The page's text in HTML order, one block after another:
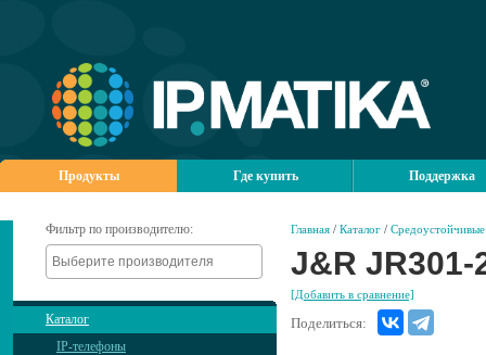
Продукты Где купить Поддержка
Фильтр по производителю:
Каталог
IP-телефоны
Главная / Каталог / Средоустойчивые
J&R JR301-
[Добавить в сравнение]
Поделиться: